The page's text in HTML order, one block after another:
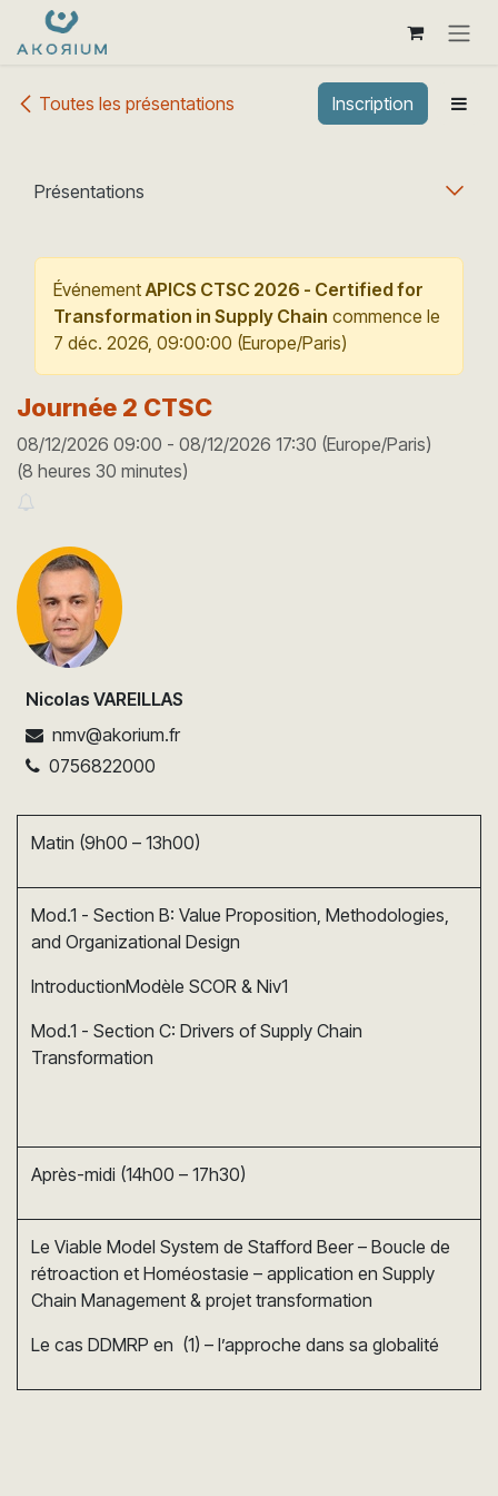
Se rendre au contenu
Toutes les présentations Inscription
Présentations
Événement APICS CTSC 2026 - Certified for
Transformation in Supply Chain commence le
7 déc. 2026, 09:00:00 (Europe/Paris)
Journée 2 CTSC
08/12/2026 09:00 - 08/12/2026 17:30 (Europe/Paris)
(8 heures 30 minutes)
Nicolas VAREILLAS
nmv@akorium.fr
0756822000
Matin (9h00 – 13h00)
Mod.1 - Section B: Value Proposition, Methodologies,
and Organizational Design
IntroductionModèle SCOR & Niv1
Mod.1 - Section C: Drivers of Supply Chain
Transformation
Après-midi (14h00 – 17h30)
Le Viable Model System de Stafford Beer – Boucle de
rétroaction et Homéostasie – application en Supply
Chain Management & projet transformation
Le cas DDMRP en (1) – l’approche dans sa globalité